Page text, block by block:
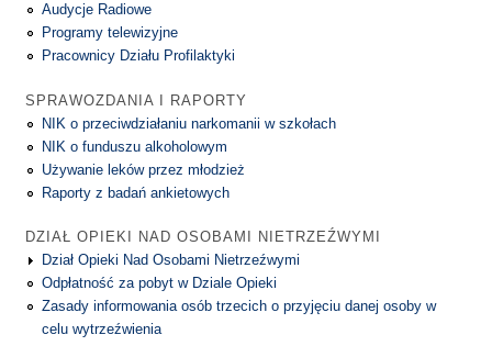
Audycje Radiowe
Programy telewizyjne
Pracownicy Działu Profilaktyki
SPRAWOZDANIA I RAPORTY
NIK o przeciwdziałaniu narkomanii w szkołach
NIK o funduszu alkoholowym
Używanie leków przez młodzież
Raporty z badań ankietowych
DZIAŁ OPIEKI NAD OSOBAMI NIETRZEŹWYMI
Dział Opieki Nad Osobami Nietrzeźwymi
Odpłatność za pobyt w Dziale Opieki
Zasady informowania osób trzecich o przyjęciu danej osoby w
celu wytrzeźwienia